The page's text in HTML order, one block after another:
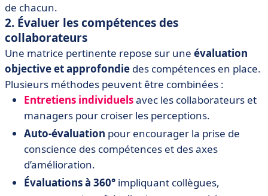
de chacun.
2. Évaluer les compétences des
collaborateurs
Une matrice pertinente repose sur une évaluation
objective et approfondie des compétences en place.
Plusieurs méthodes peuvent être combinées :
Entretiens individuelsavec les collaborateurs et
managers pour croiser les perceptions.
Auto-évaluation pour encourager la prise de
conscience des compétences et des axes
d’amélioration.
Évaluations à 360° impliquant collègues,